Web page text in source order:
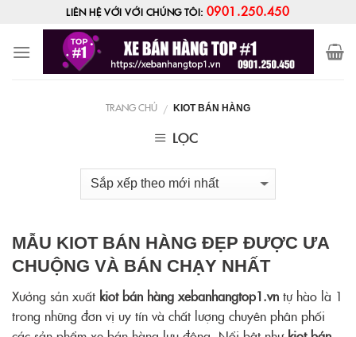
content
LIÊN HỆ VỚI VỚI CHÚNG TÔI: 0901.250.450
TRANG CHỦ / KIOT BÁN HÀNG
LỌC
MẪU KIOT BÁN HÀNG ĐẸP ĐƯỢC ƯA
CHUỘNG VÀ BÁN CHẠY NHẤT
Xưởng sản xuất kiot bán hàng xebanhangtop1.vn tự hào là 1
trong những đơn vị uy tín và chất lượng chuyên phân phối